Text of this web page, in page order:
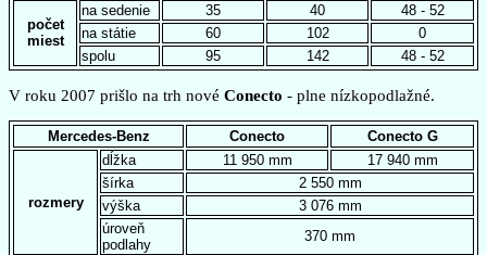
počet
miest
na sedenie 35 40
48 - 52
na státie
60 102
0
spolu
95 142 48 - 52
V roku 2007 prišlo na trh nové Conecto - plne nízkopodlažné.
Mercedes-Benz Conecto Conecto G
rozmery
dĺžka 11 950 mm
17 940 mm
šírka
2 550 mm
výška
3 076 mm
úroveň
podlahy
370 mm